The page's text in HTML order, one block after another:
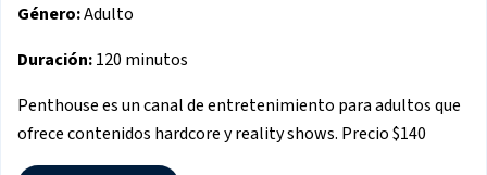
Género:Adulto
Duración:120 minutos
Penthouse es un canal de entretenimiento para adultos que
ofrece contenidos hardcore y reality shows. Precio $140